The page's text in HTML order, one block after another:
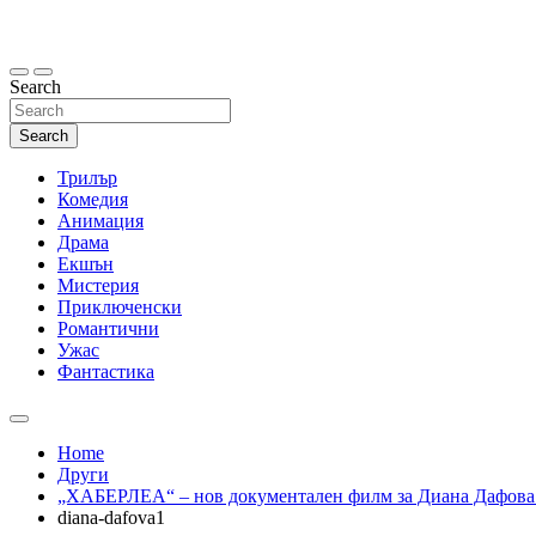
Search
Search
Трилър
Комедия
Анимация
Драма
Екшън
Мистерия
Приключенски
Романтични
Ужас
Фантастика
Home
Други
„ХАБЕРЛЕА“ – нов документален филм за Диана
diana-dafova1